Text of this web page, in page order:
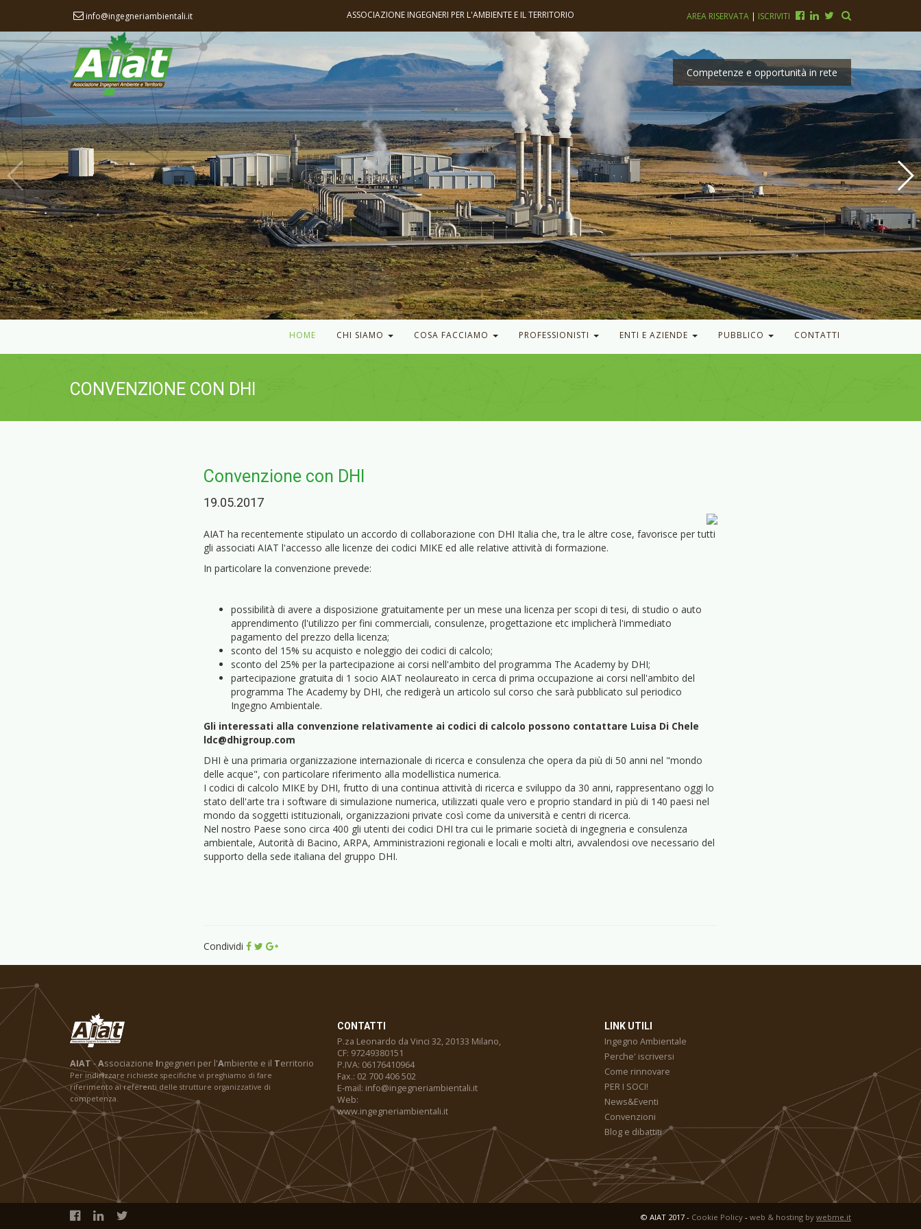
info@ingegneriambientali.it ASSOCIAZIONE INGEGNERI PER L'AMBIENTE E IL TERRITORIO AREA RISERVATA | ISCRIVITI
Competenze e opportunità in rete
HOME CHI SIAMO COSA FACCIAMO PROFESSIONISTI ENTI E AZIENDE PUBBLICO CONTATTI
CONVENZIONE CON DHI
Convenzione con DHI
19.05.2017
AIAT ha recentemente stipulato un accordo di collaborazione con DHI Italia che, tra le altre cose, favorisce per tutti
gli associati AIAT l'accesso alle licenze dei codici MIKE ed alle relative attività di formazione.
In particolare la convenzione prevede:
possibilità di avere a disposizione gratuitamente per un mese una licenza per scopi di tesi, di studio o auto
apprendimento (l'utilizzo per fini commerciali, consulenze, progettazione etc implicherà l'immediato
pagamento del prezzo della licenza;
sconto del 15% su acquisto e noleggio dei codici di calcolo;
sconto del 25% per la partecipazione ai corsi nell'ambito del programma The Academy by DHI;
partecipazione gratuita di 1 socio AIAT neolaureato in cerca di prima occupazione ai corsi nell'ambito del
programma The Academy by DHI, che redigerà un articolo sul corso che sarà pubblicato sul periodico
Ingegno Ambientale.
Gli interessati alla convenzione relativamente ai codici di calcolo possono contattare Luisa Di Chele
ldc@dhigroup.com
DHI è una primaria organizzazione internazionale di ricerca e consulenza che opera da più di 50 anni nel "mondo
delle acque", con particolare riferimento alla modellistica numerica.
I codici di calcolo MIKE by DHI, frutto di una continua attività di ricerca e sviluppo da 30 anni, rappresentano oggi lo
stato dell'arte tra i software di simulazione numerica, utilizzati quale vero e proprio standard in più di 140 paesi nel
mondo da soggetti istituzionali, organizzazioni private così come da università e centri di ricerca.
Nel nostro Paese sono circa 400 gli utenti dei codici DHI tra cui le primarie società di ingegneria e consulenza
ambientale, Autorità di Bacino, ARPA, Amministrazioni regionali e locali e molti altri, avvalendosi ove necessario del
supporto della sede italiana del gruppo DHI.
Condividi
AIAT-Associazione Ingegneri per l'Ambiente e il Territorio
Per indirizzare richieste specifiche vi preghiamo di fare
riferimento ai referenti delle strutture organizzative di
competenza.
CONTATTI
P.za Leonardo da Vinci 32, 20133 Milano,
CF: 97249380151
P.IVA: 06176410964
Fax.: 02 700 406 502
E-mail: info@ingegneriambientali.it
Web:
www.ingegneriambientali.it
LINK UTILI
Ingegno Ambientale
Perche' iscriversi
Come rinnovare
PER I SOCI!
News&Eventi
Convenzioni
Blog e dibattiti
© AIAT 2017 - Cookie Policy - web & hosting by webme.it